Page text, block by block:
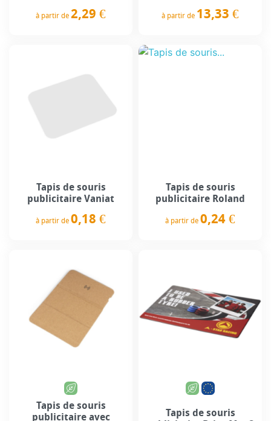
à partir de 2,29 € à partir de 13,33 €
Tapis de souris
publicitaire Vaniat
à partir de 0,18 €
Tapis de souris
publicitaire Roland
à partir de 0,24 €
Tapis de souris
publicitaire avec
Tapis de souris